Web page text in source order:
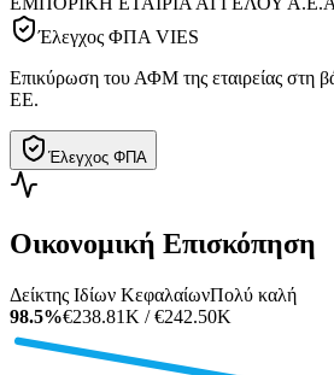
Έλεγχος ΦΠΑ VIES
Επικύρωση του ΑΦΜ της εταιρείας στη
ΕΕ.
Έλεγχος ΦΠΑ
Οικονομική Επισκόπηση
Δείκτης Ιδίων ΚεφαλαίωνΠολύ καλή
98.5%€238.81K / €242.50K